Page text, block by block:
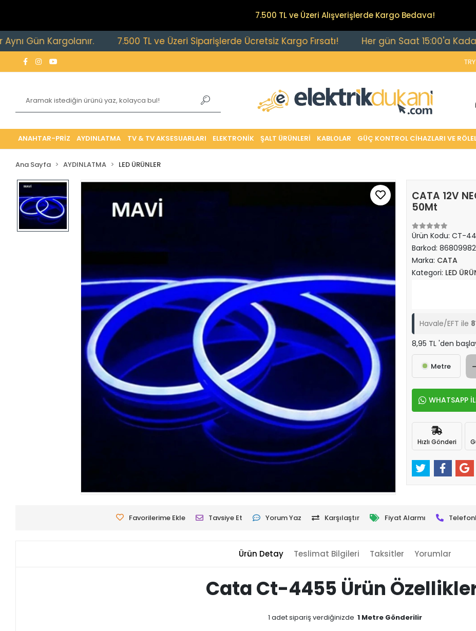
7.500 TL ve Üzeri Alışverişlerde Kargo Bedava!
Kargolanır. 7.500 TL ve Üzeri Siparişlerde Ücretsiz Kargo Fırsatı! Her gün Saat 15:00'a Kadar
ANAHTAR-PRİZ AYDINLATMA TV & TV AKSESUARLARI ELEKTRONİK ŞALT ÜRÜNLERİ KABLOLAR GÜÇ KONTROL CİHAZLARI VE
Ana Sayfa AYDINLATMA LED ÜRÜNLER
CATA 12V
50Mt
Ürün Kodu: CT-
Barkod:
Marka: CATA
Kategori: LED
Havale/EFT ile
8,95 TL 'den
Metre
WHATSAPP
Hızlı Gönderi
Favorilerime Ekle Tavsiye Et Yorum Yaz Karşılaştır Fiyat Alarmı
Ürün Detay Teslimat Bilgileri Taksitler Yorumlar
Cata Ct-4455 Ürün
1 adet sipariş verdiğinizde 1 Metre Gönderilir